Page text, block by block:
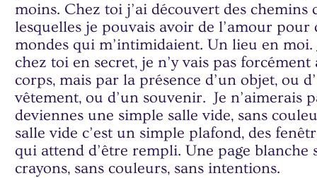
moins. Chez toi j’ai découvert des chemins
lesquelles je pouvais avoir de l’amour pour
mondes qui m’intimidaient. Un lieu en moi.
chez toi en secret, je n’y vais pas forcément
corps, mais par la présence d’un objet, ou
vêtement, ou d’un souvenir. Je n’aimerais
deviennes une simple salle vide, sans
salle vide c’est un simple plafond, des
qui attend d’être rempli. Une page blanche
crayons, sans couleurs, sans intentions.